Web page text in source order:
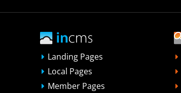
Landing Pages
Local Pages
Member Pages